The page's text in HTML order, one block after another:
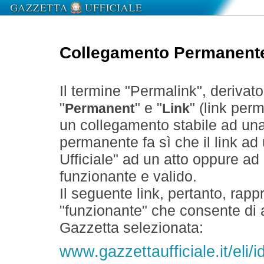
Collegamento
Il termine "Permalink",
" Permanent" e " Link" (link
un collegamento stabile ad
permanente fa sì che il link
Ufficiale" ad un atto oppure
funzionante e valido.
Il seguente link, pertanto,
"funzionante" che consente
Gazzetta selezionata:
www.gazzettaufficiale.it/eli/